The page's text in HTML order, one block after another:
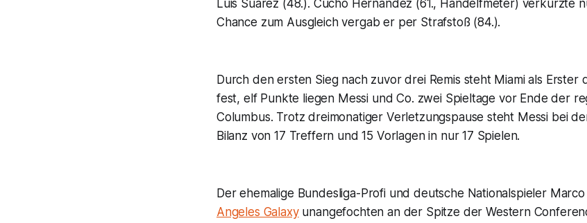
Luis Suarez (48.). Cucho Hernandez (61., Handelfmeter) verkürzte
Chance zum Ausgleich vergab er per Strafstoß (84.).
Durch den ersten Sieg nach zuvor drei Remis steht Miami als Erster
fest, elf Punkte liegen Messi und Co. zwei Spieltage vor Ende der
Columbus. Trotz dreimonatiger Verletzungspause steht Messi bei
Bilanz von 17 Treffern und 15 Vorlagen in nur 17 Spielen.
Der ehemalige Bundesliga-Profi und deutsche Nationalspieler
Angeles Galaxyunangefochten an der Spitze der Western